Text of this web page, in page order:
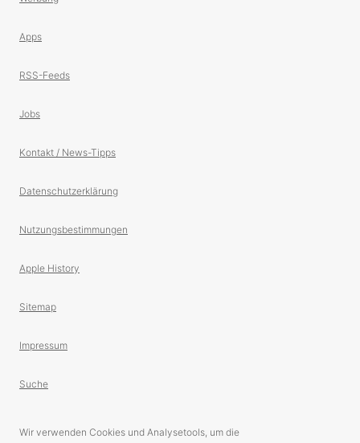
Apps
RSS-Feeds
Jobs
Kontakt / News-Tipps
Datenschutzerklärung
Nutzungsbestimmungen
Apple History
Sitemap
Impressum
Suche
Wir verwenden Cookies und Analysetools, um die